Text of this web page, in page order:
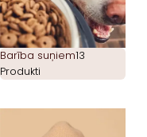
Barība suņiem13
Produkti